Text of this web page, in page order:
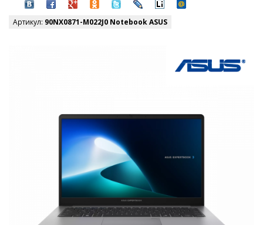
Артикул: 90NX0871-M022J0 Notebook ASUS